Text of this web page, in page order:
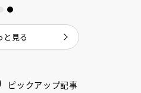
ピックアップ記事
と見る